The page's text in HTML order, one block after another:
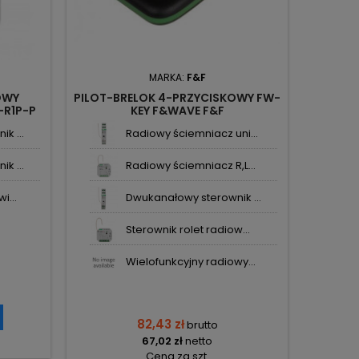
P
...
...
MARKA: F&F
PILOT-BRELOK 4-PRZYCISKOWY FW-
KEY F&WAVE F&F
Radiowy ściemniacz uni...
Radiowy ściemniacz R,L...
Dwukanałowy sterownik ...
Sterownik rolet radiow...
Wielofunkcyjny radiowy...
82,43 złbrutto
67,02 złnetto